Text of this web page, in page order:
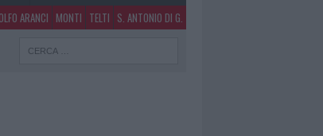
ARANCI MONTI TELTI S. ANTONIO DI G.